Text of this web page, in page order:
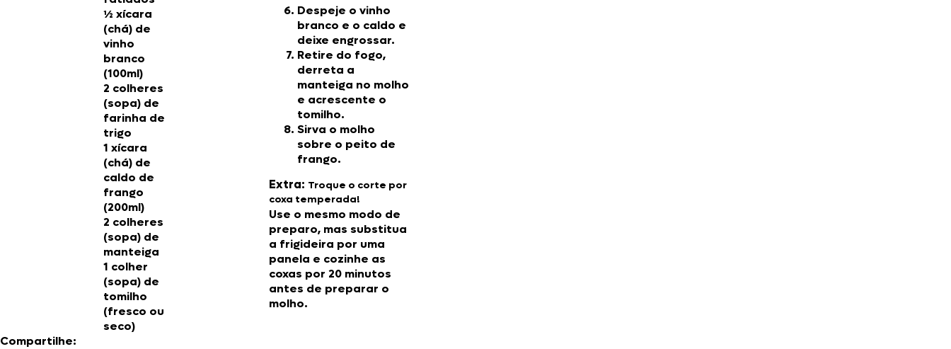
½ xícara
(chá) de
vinho
branco
(100ml)
2 colheres
(sopa) de
farinha de
trigo
1 xícara
(chá) de
caldo de
frango
(200ml)
2 colheres
(sopa) de
manteiga
1 colher
(sopa) de
tomilho
(fresco ou
seco)
Despeje o vinho
branco e o caldo e
deixe engrossar.
Retire do fogo,
derreta a
manteiga no molho
e acrescente o
tomilho.
Sirva o molho
sobre o peito de
frango.
Extra: Troque o corte por
coxa temperada!
Use o mesmo modo de
preparo, mas substitua
a frigideira por uma
panela e cozinhe as
coxas por 20 minutos
antes de preparar o
molho.
Compartilhe: